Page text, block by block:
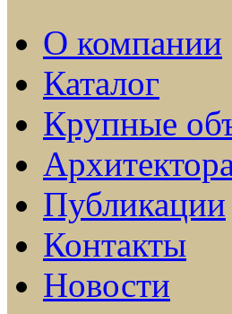
О компании
Каталог
Крупные
Публикации
Контакты
Новости